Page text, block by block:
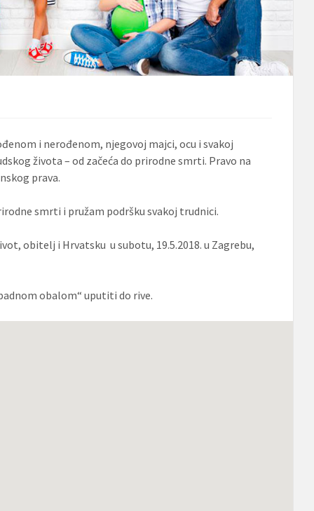
i nerođenom, njegovoj majci, ocu i svakoj
života – od začeća do prirodne smrti. Pravo na
prava.
smrti i pružam podršku svakoj trudnici.
obitelj i Hrvatsku u subotu, 19.5.2018. u Zagrebu,
obalom“ uputiti do rive.